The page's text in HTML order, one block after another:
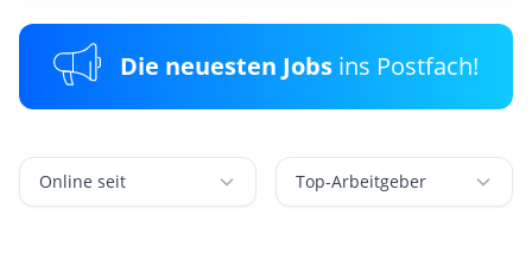
Die neuesten Jobs ins Postfach!
Online seit Top-Arbeitgeber